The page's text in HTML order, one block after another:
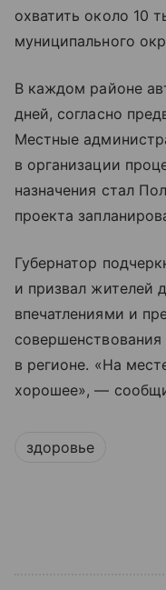
охватить около 10
муниципального
В каждом районе
дней, согласно
Местные
в организации
назначения стал
проекта
Губернатор
и призвал жителей
впечатлениями и
в регионе. «На
хорошее», —
здоровье